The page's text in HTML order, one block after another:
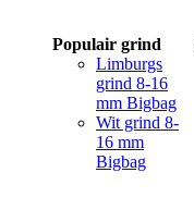
Populair grind
Limburgs
grind 8-16
mm Bigbag
Wit grind 8-
16 mm
Bigbag